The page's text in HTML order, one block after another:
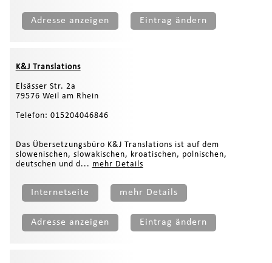
Adresse anzeigen Eintrag ändern
K&J Translations
Elsässer Str. 2a
79576 Weil am Rhein
Telefon: 015204046846
Das Übersetzungsbüro K&J Translations ist auf dem
slowenischen, slowakischen, kroatischen, polnischen,
deutschen und d... mehr Details
Internetseite mehr Details
Adresse anzeigen Eintrag ändern